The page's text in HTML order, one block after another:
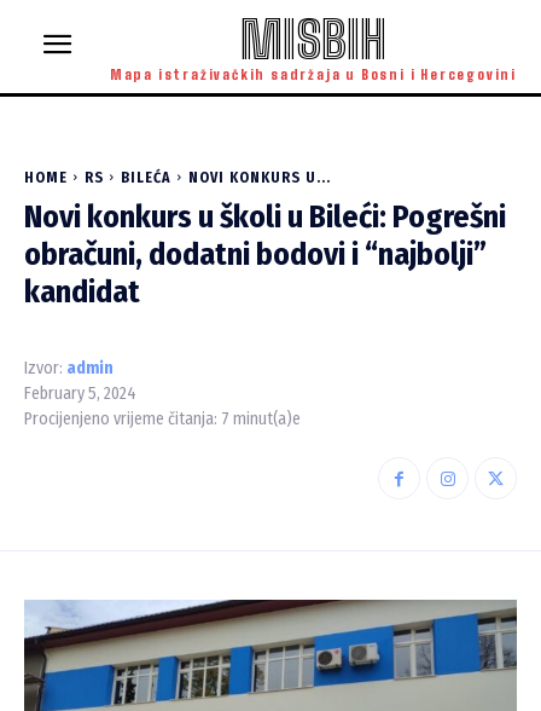
MISBIH
Mapa istraživačkih sadržaja u Bosni i Hercegovini
HOME RS BILEĆA NOVI KONKURS U...
Novi konkurs u školi u Bileći: Pogrešni
obračuni, dodatni bodovi i “najbolji”
kandidat
Izvor: admin
February 5, 2024
Procijenjeno vrijeme čitanja: 7 minut(a)e